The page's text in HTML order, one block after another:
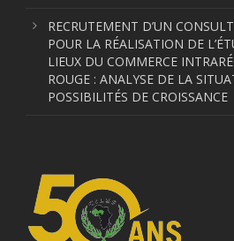
RECRUTEMENT D’UN
POUR LA RÉALISATION DE
LIEUX DU COMMERCE
ROUGE : ANALYSE DE LA
POSSIBILITÉS DE CROISSANCE